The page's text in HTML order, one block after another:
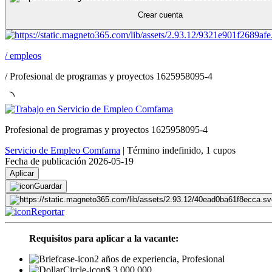
Crear cuenta
/empleos
/Profesional de programas y proyectos 1625958095-4
Profesional de programas y proyectos 1625958095-4
Servicio de Empleo Comfama | Término indefinido, 1 cupos
Fecha de publicación 2026-05-19
Aplicar
Guardar
Reportar
Requisitos para aplicar a la vacante:
2 años de experiencia, Profesional
$ 3.000.000